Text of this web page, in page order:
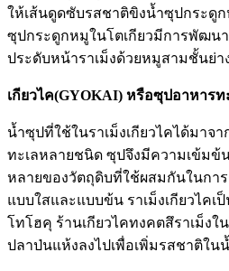
ให้เส้นดูดซับรสชาติขิงนํ้าซุปกระดูก
ซุปกระดูกหมูในโตเกียวมีการพัฒน
ประดับหน้าราเม็งด้วยหมูสามชั้นย่าง
เกียวไค(GYOKAI) หรือซุปอาหารท
นํ้าซุปที่ใช้ในราเม็งเกียวไคได้มาจ
ทะเลหลายชนิด ซุปจึงมีความเข้มข้
หลายของวัตถุดิบที่ใช้ผสมกันในกา
แบบใสและแบบข้น ราเม็งเกียวไค
โทโฮคุ ร้านเกียวไคทงคตสึราเม็งใ
ปลาป่นแห้งลงไปเพื่อเพิ่มรสชาติใน